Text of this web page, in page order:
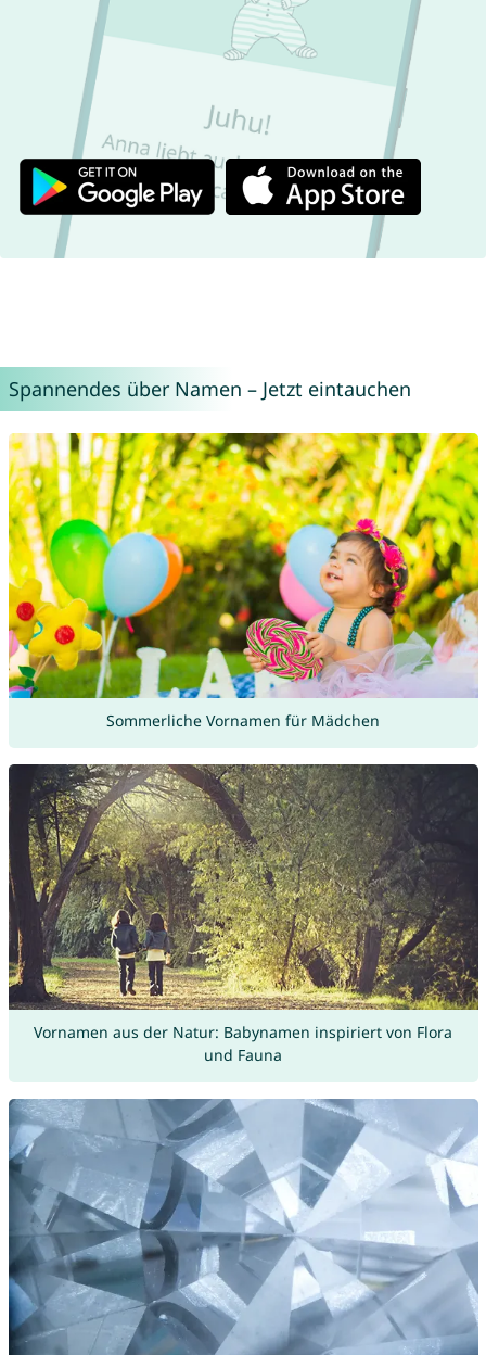
Spannendes über Namen – Jetzt eintauchen
Sommerliche Vornamen für Mädchen
Vornamen aus der Natur: Babynamen inspiriert von Flora
und Fauna